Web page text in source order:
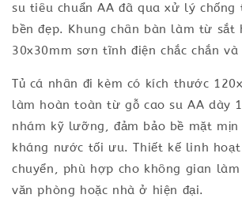
su tiêu chuẩn AA đã qua xử lý chống
bền đẹp. Khung chân bàn làm từ sắt
30x30mm sơn tĩnh điện chắc chắn và
Tủ cá nhân đi kèm có kích thước
làm hoàn toàn từ gỗ cao su AA dày
nhám kỹ lưỡng, đảm bảo bề mặt mịn
kháng nước tối ưu. Thiết kế linh
chuyển, phù hợp cho không gian
văn phòng hoặc nhà ở hiện đại.